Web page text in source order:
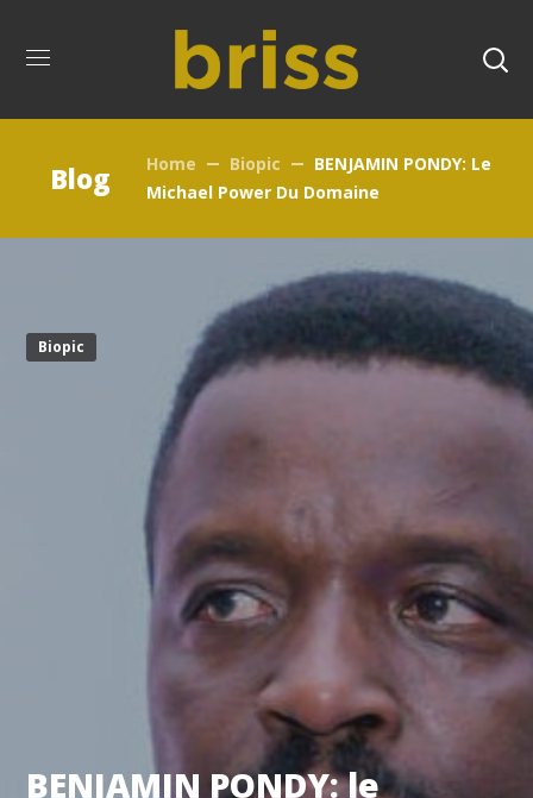
Blog Home Biopic
BENJAMIN PONDY: Le
Michael Power Du Domaine
Biopic
BENJAMIN PONDY: le